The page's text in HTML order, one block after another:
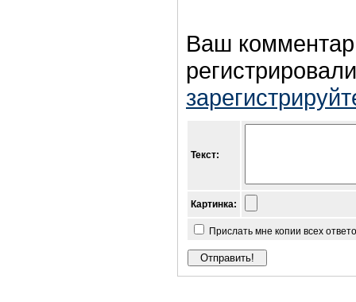
Ваш
Текст:
Картинка:
Прислать мне копии всех